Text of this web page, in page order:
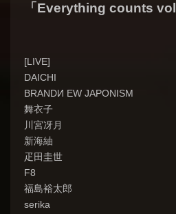
「Everything counts
[LIVE]
DAICHI
BRANDИ EW JAPONISM
舞衣子
川宮冴月
新海紬
疋田圭世
F8
福島裕太郎
serika